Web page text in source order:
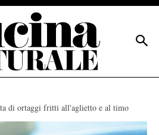
di ortaggi fritti all'aglietto e al timo